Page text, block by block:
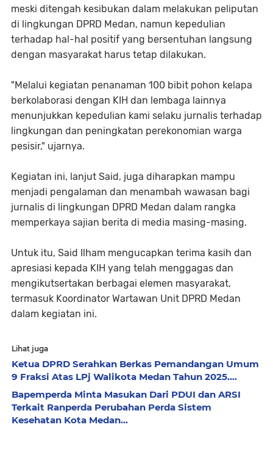
meski ditengah kesibukan dalam melakukan peliputan
di lingkungan DPRD Medan, namun kepedulian
terhadap hal-hal positif yang bersentuhan langsung
dengan masyarakat harus tetap dilakukan.
"Melalui kegiatan penanaman 100 bibit pohon kelapa
berkolaborasi dengan KIH dan lembaga lainnya
menunjukkan kepedulian kami selaku jurnalis terhadap
lingkungan dan peningkatan perekonomian warga
pesisir," ujarnya.
Kegiatan ini, lanjut Said, juga diharapkan mampu
menjadi pengalaman dan menambah wawasan bagi
jurnalis di lingkungan DPRD Medan dalam rangka
memperkaya sajian berita di media masing-masing.
Untuk itu, Said Ilham mengucapkan terima kasih dan
apresiasi kepada KIH yang telah menggagas dan
mengikutsertakan berbagai elemen masyarakat,
termasuk Koordinator Wartawan Unit DPRD Medan
dalam kegiatan ini.
Lihat juga
Ketua DPRD Serahkan Berkas Pemandangan Umum
9 Fraksi Atas LPj Walikota Medan Tahun 2025....
Bapemperda Minta Masukan Dari PDUI dan ARSI
Terkait Ranperda Perubahan Perda Sistem
Kesehatan Kota Medan...